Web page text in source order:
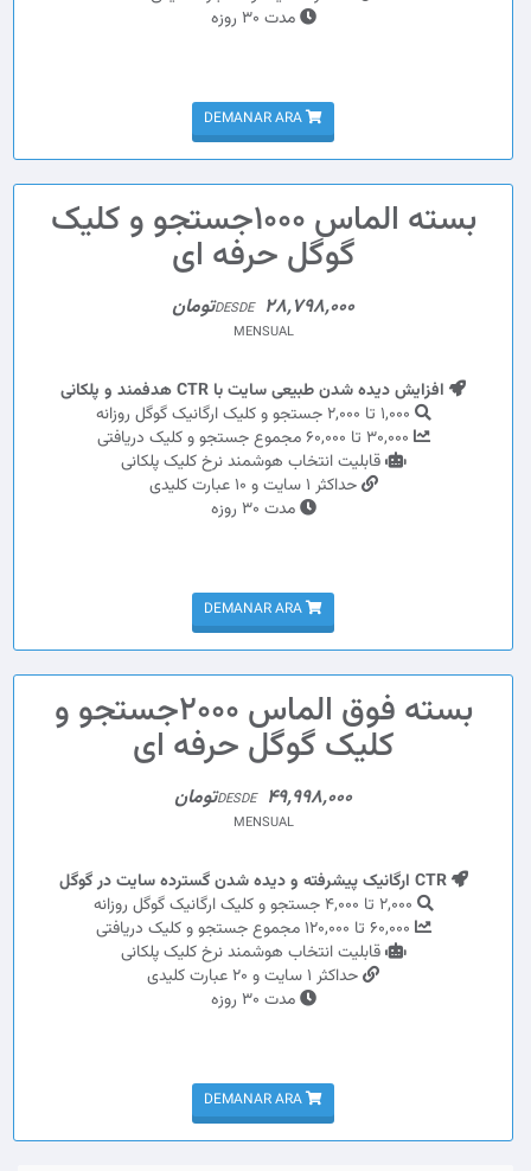
مدت 30 روزه
DEMANAR ARA
بسته الماس 1000جستجو و کلیک
گوگل حرفه ای
DESDE 28,798,000تومان
MENSUAL
افزایش دیده شدن طبیعی سایت با CTR هدفمند و پلکانی
قابلیت انتخاب هوشمند نرخ کلیک پلکانی
حداکثر 1 سایت و 10 عبارت کلیدی
مدت 30 روزه
DEMANAR ARA
بسته فوق الماس 2000جستجو و
کلیک گوگل حرفه ای
DESDE 49,998,000تومان
MENSUAL
CTR ارگانیک پیشرفته و دیده شدن گسترده سایت در گوگل
قابلیت انتخاب هوشمند نرخ کلیک پلکانی
حداکثر 1 سایت و 20 عبارت کلیدی
مدت 30 روزه
DEMANAR ARA